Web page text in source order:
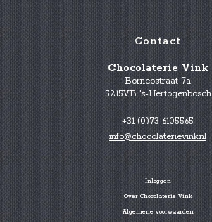
Contact
Chocolaterie Vink
Borneostraat 7a
5215VB 's-Hertogenbosch
+31 (0)73 6105565
info@chocolaterievink.nl
Inloggen
Over Chocolaterie Vink
Algemene voorwaarden